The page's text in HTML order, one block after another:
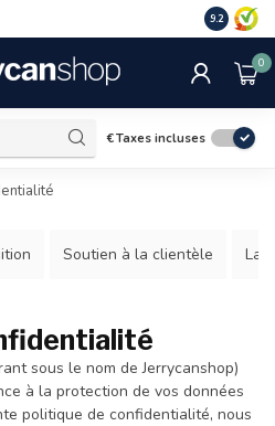
9.2
0
€Taxes incluses
Soutien à la clientèle La
sous le nom de Jerrycanshop)
à la protection de vos données
politique de confidentialité, nous